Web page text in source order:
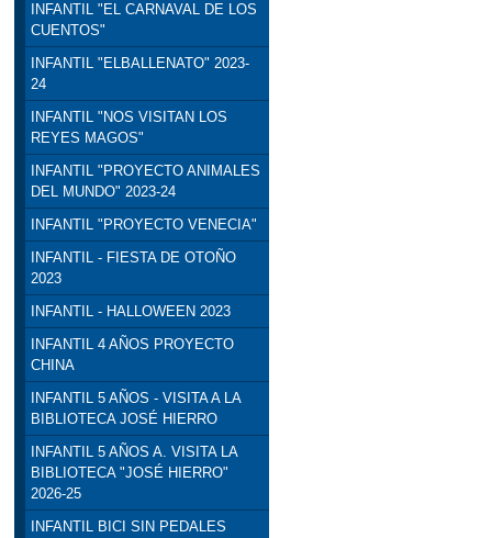
INFANTIL "EL CARNAVAL DE LOS
CUENTOS"
INFANTIL "ELBALLENATO" 2023-
24
INFANTIL "NOS VISITAN LOS
REYES MAGOS"
INFANTIL "PROYECTO ANIMALES
DEL MUNDO" 2023-24
INFANTIL "PROYECTO VENECIA"
INFANTIL - FIESTA DE OTOÑO
2023
INFANTIL - HALLOWEEN 2023
INFANTIL 4 AÑOS PROYECTO
CHINA
INFANTIL 5 AÑOS - VISITA A LA
BIBLIOTECA JOSÉ HIERRO
INFANTIL 5 AÑOS A. VISITA LA
BIBLIOTECA "JOSÉ HIERRO"
2026-25
INFANTIL BICI SIN PEDALES